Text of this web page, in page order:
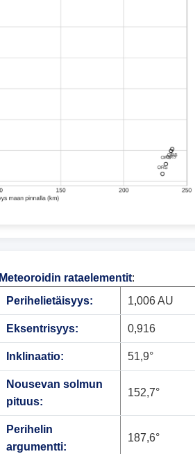
Meteoroidin rataelementit:
Perihelietäisyys:
1,006 AU
Eksentrisyys: 0,916
Inklinaatio: 51,9°
Nousevan solmun
pituus:
152,7°
Perihelin
argumentti:
187,6°